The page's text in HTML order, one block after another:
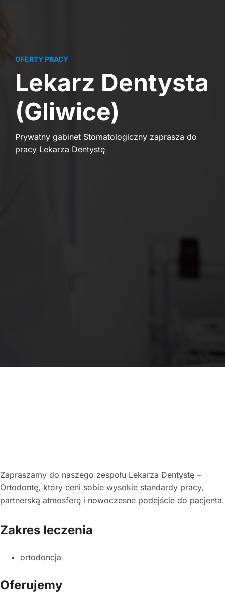
OFERTY PRACY
Lekarz Dentysta
(Gliwice)
Prywatny gabinet Stomatologiczny zaprasza do
pracy Lekarza Dentystę
Zapraszamy do naszego zespołu Lekarza Dentystę –
Ortodontę, który ceni sobie wysokie standardy pracy,
partnerską atmosferę i nowoczesne podejście do pacjenta.
Zakres leczenia
ortodoncja
Oferujemy